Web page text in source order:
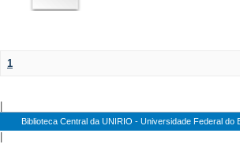
1
Biblioteca Central da UNIRIO - Universidade Federal do